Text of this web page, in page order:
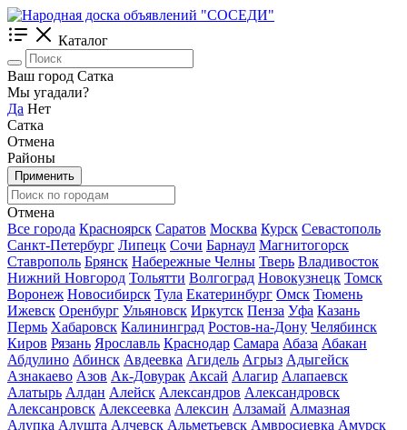
Каталог
Ваш город Сатка
Мы угадали?
Да Нет
Сатка
Отмена
Районы
Применить
Отмена
Все города Красноярск Саратов Москва Курск Севастополь
Санкт-Петербург Липецк Сочи Барнаул Магнитогорск
Ставрополь Брянск Набережные Челны Тверь Владивосток
Нижний Новгород Тольятти Волгоград Новокузнецк Томск
Воронеж Новосибирск Тула Екатеринбург Омск Тюмень
Ижевск Оренбург Ульяновск Иркутск Пенза Уфа Казань
Пермь Хабаровск Калининград Ростов-на-Дону Челябинск
Киров Рязань Ярославль Краснодар Самара Абаза Абакан
Абдулино Абинск Авдеевка Агидель Агрыз Адыгейск
Азнакаево Азов Ак-Довурак Аксай Алагир Алапаевск
Алатырь Алдан Алейск Александров Александровск
Алексанровск Алексеевка Алексин Алзамай Алмазная
Алупка Алушта Алчевск Альметьевск Амвросиевка Амурск